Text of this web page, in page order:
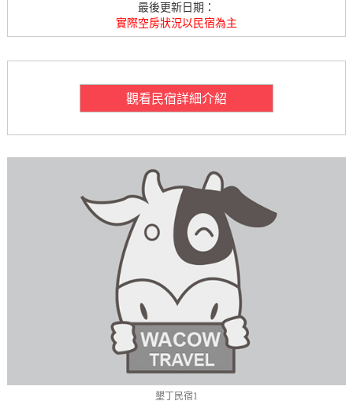
最後更新日期：
實際空房狀況以民宿為主
觀看民宿詳細介紹
墾丁民宿1